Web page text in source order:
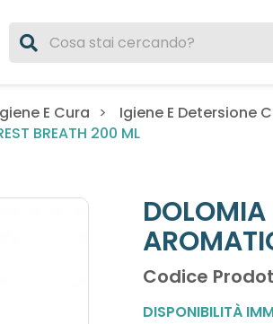
E Cura
Igiene E Detersione
BREATH 200 ML
Codice
DISPONIBILITÀ